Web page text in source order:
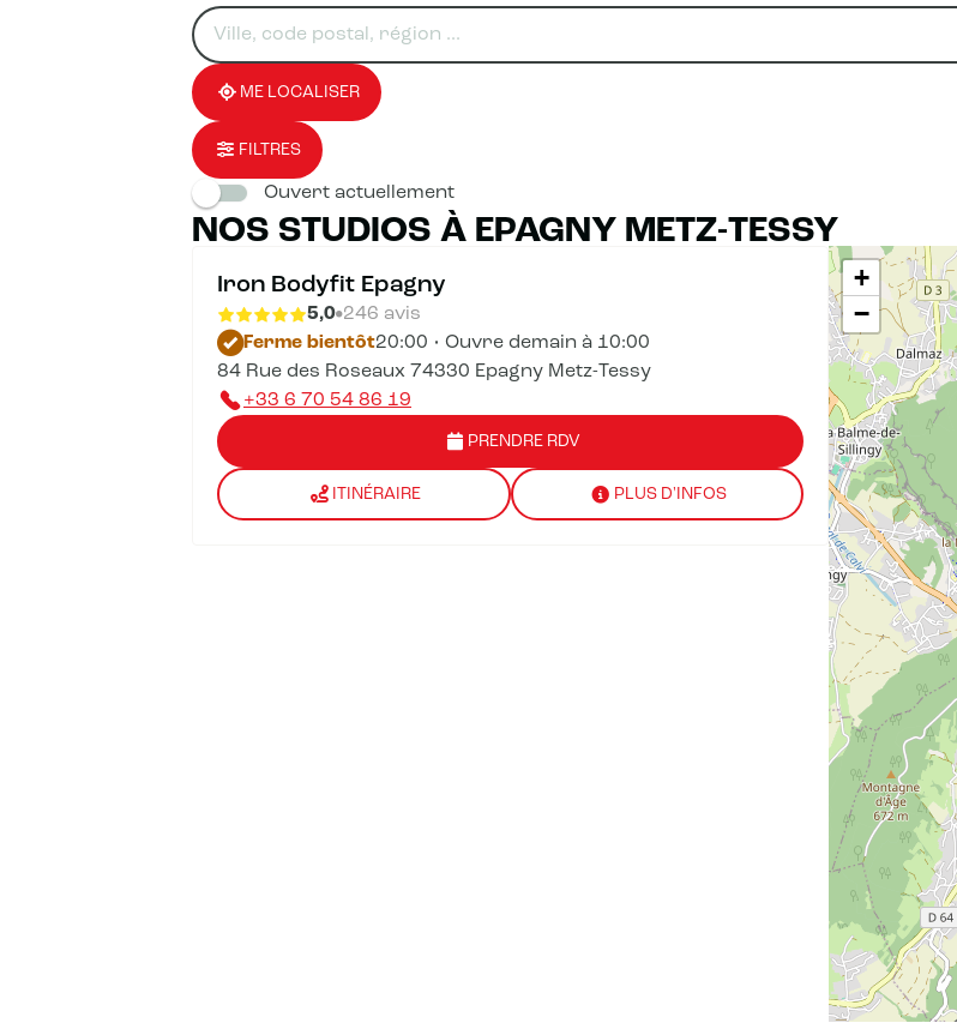
Veuillez
renseigner
une
adresse
0
résultat(s)
trouvé(s)
ME LOCALISER
FILTRES
Ouvert actuellement
NOS STUDIOS À EPAGNY METZ-TESSY
Iron Bodyfit Epagny
5,0 246 avis
Ferme bientôt20:00 • Ouvre demain à 10:00
84 Rue des Roseaux 74330 Epagny Metz-Tessy
+33 6 70 54 86 19
PRENDRE RDV
ITINÉRAIRE PLUS D'INFOS
+
−